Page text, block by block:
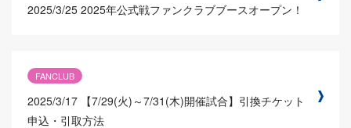
2025/3/25 2025年公式戦ファンクラブブースオープン！
FANCLUB
2025/3/17 【7/29(火)～7/31(木)開催試合】引換チケット
申込・引取方法